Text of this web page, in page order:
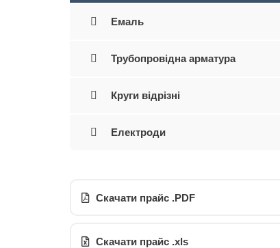
Емаль
Трубопровідна арматура
Круги відрізні
Електроди
Скачати прайс .PDF
Скачати прайс .xls